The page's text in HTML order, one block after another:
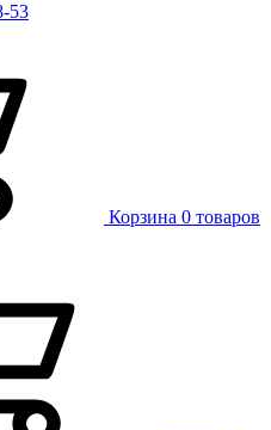
53
Корзина 0 товаров